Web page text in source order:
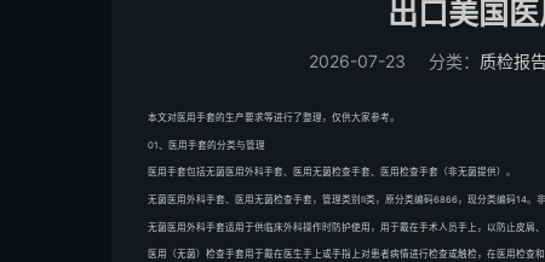
出口美国
2026-07-23 分类： 质检报
本文对医用手套的生产要求等进行了整理，仅供大家参考。
01、医用手套的分类与管理
医用手套包括无菌医用外科手套、医用无菌检查手套、医用检查手套（非无菌提供）。
无菌医用外科手套、医用无菌检查手套，管理类别Ⅱ类，原分类编码6866，现分类编码14。
无菌医用外科手套适用于供临床外科操作时防护使用，用于戴在手术人员手上，以防止皮屑
医用（无菌）检查手套用于戴在医生手上或手指上对患者病情进行检查或触检，在医用检查